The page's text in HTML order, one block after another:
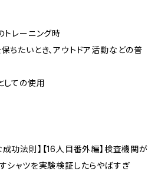
トレーニング時
ちたいとき、アウトドア活動などの普
しての使用
功法則】【16人目番外編】検査機関が
シャツを実験検証したらやばすぎ